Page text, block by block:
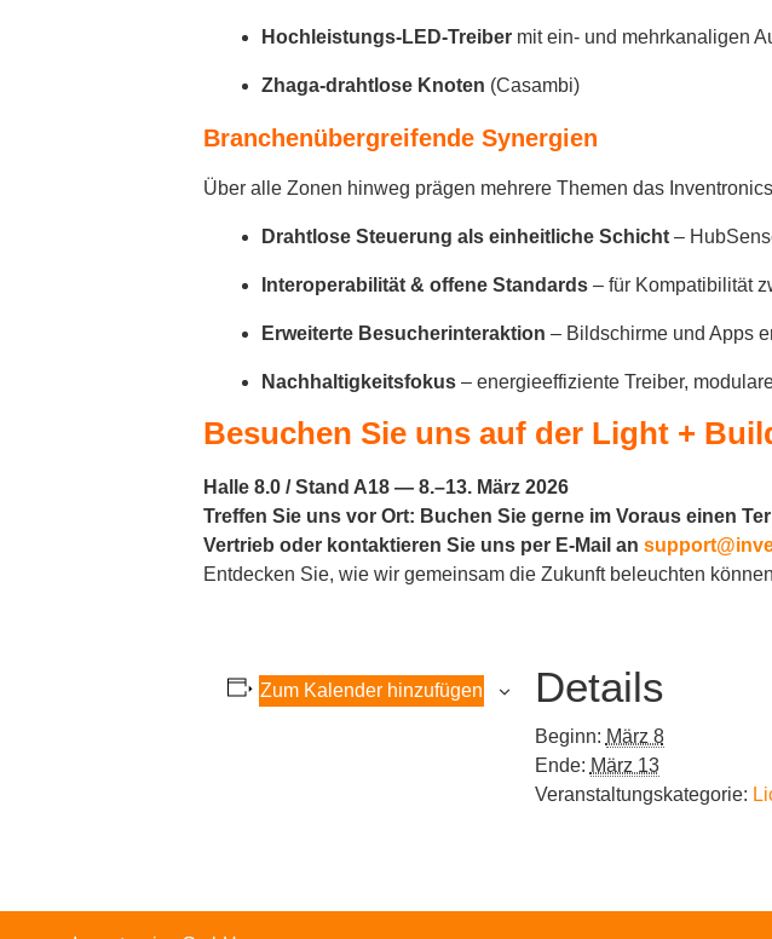
Hochleistungs-LED-Treiber mit ein- und mehrkanaligen
Zhaga-drahtlose Knoten (Casambi)
Branchenübergreifende Synergien
Über alle Zonen hinweg prägen mehrere Themen das
Drahtlose Steuerung als einheitliche Schicht –
Interoperabilität & offene Standards – für Kompatibilität
Erweiterte Besucherinteraktion – Bildschirme und Apps
Nachhaltigkeitsfokus – energieeffiziente Treiber,
Besuchen Sie uns auf der Light +
Halle 8.0 / Stand A18 — 8.–13. März 2026
Treffen Sie uns vor Ort: Buchen Sie gerne im Voraus einen
Vertrieb oder kontaktieren Sie uns per E-Mail an
Entdecken Sie, wie wir gemeinsam die Zukunft beleuchten
Zum Kalender hinzufügen Details
Beginn: März 8
Ende: März 13
Veranstaltungskategorie: